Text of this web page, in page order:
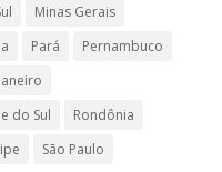
Minas Gerais
Pará
Pernambuco
do Sul
Rondônia
São Paulo